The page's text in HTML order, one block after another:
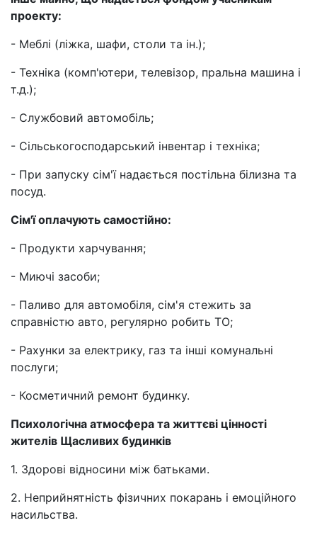
проекту:
- Меблі (ліжка, шафи, столи та ін.);
- Техніка (комп'ютери, телевізор, пральна машина і
т.д.);
- Службовий автомобіль;
- Сільськогосподарський інвентар і техніка;
- При запуску сім'ї надається постільна білизна та
посуд.
Сім'ї оплачують самостійно:
- Продукти харчування;
- Миючі засоби;
- Паливо для автомобіля, сім'я стежить за
справністю авто, регулярно робить ТО;
- Рахунки за електрику, газ та інші комунальні
послуги;
- Косметичний ремонт будинку.
Психологічна атмосфера та життєві цінності
жителів Щасливих будинків
1. Здорові відносини між батьками.
2. Неприйнятність фізичних покарань і емоційного
насильства.